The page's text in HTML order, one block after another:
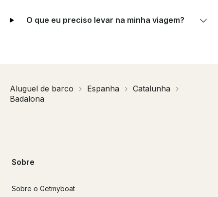
O que eu preciso levar na minha viagem?
Aluguel de barco Espanha
Catalunha
Badalona
Sobre
Sobre o Getmyboat